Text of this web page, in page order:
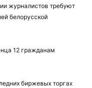
журналистов требуют
белорусской
12 гражданам
биржевых торгах